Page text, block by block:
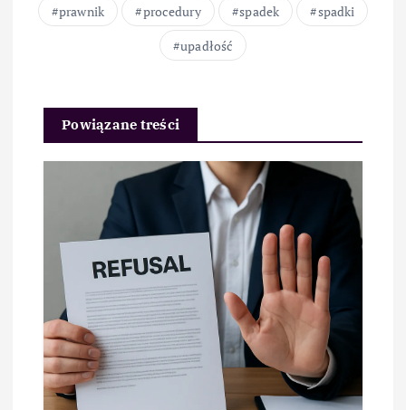
prawnik
procedury spadek
spadki
upadłość
Powiązane treści